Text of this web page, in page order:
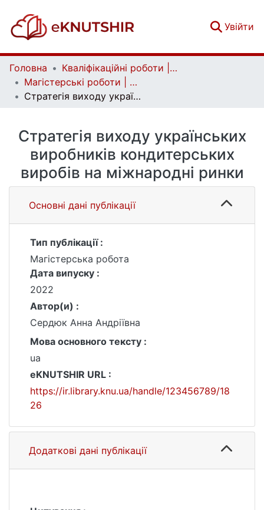
Увійти
Головна
Кваліфікаційні роботи | Qualifying works
Магістерські роботи | Master's theses
Стратегія виходу українських виробників кондитерських виробів на міжнародні ринки
Стратегія виходу українських
виробників кондитерських
виробів на міжнародні ринки
Основні дані публікації
Тип публікації :
Магістерська робота
Дата випуску :
2022
Автор(и) :
Сердюк Анна Андріївна
Мова основного тексту :
ua
eKNUTSHIR URL :
https://ir.library.knu.ua/handle/123456789/18
26
Додаткові дані публікації